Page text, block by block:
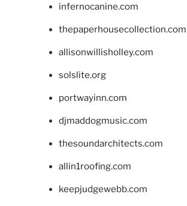
infernocanine.com
thepaperhousecollection.com
allisonwillisholley.com
solslite.org
portwayinn.com
djmaddogmusic.com
thesoundarchitects.com
allin1roofing.com
keepjudgewebb.com